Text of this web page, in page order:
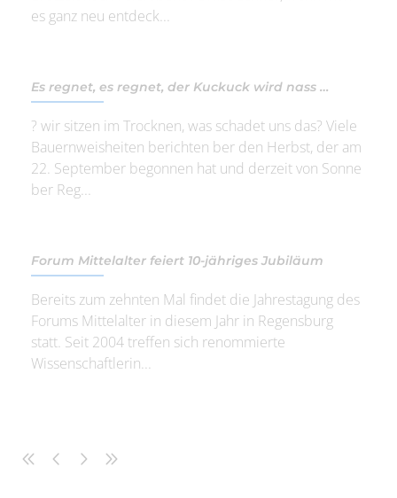
es ganz neu entdeck...
Es regnet, es regnet, der Kuckuck wird nass …
? wir sitzen im Trocknen, was schadet uns das? Viele
Bauernweisheiten berichten ber den Herbst, der am
22. September begonnen hat und derzeit von Sonne
ber Reg...
Forum Mittelalter feiert 10-jähriges Jubiläum
Bereits zum zehnten Mal findet die Jahrestagung des
Forums Mittelalter in diesem Jahr in Regensburg
statt. Seit 2004 treffen sich renommierte
Wissenschaftlerin...